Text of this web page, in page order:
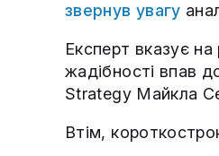
звернув увагу
Експерт вказує на
жадібності впав
Strategy Майкла
Втім,